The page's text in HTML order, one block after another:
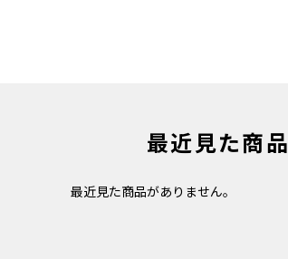
最近見た商品
最近見た商品がありません。